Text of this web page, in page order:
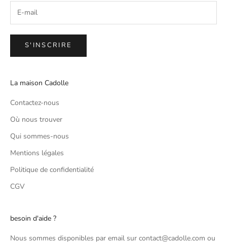
S'INSCRIRE
La maison Cadolle
Contactez-nous
Où nous trouver
Qui sommes-nous
Mentions légales
Politique de confidentialité
CGV
besoin d'aide ?
Nous sommes disponibles par email sur contact@cadolle.com ou